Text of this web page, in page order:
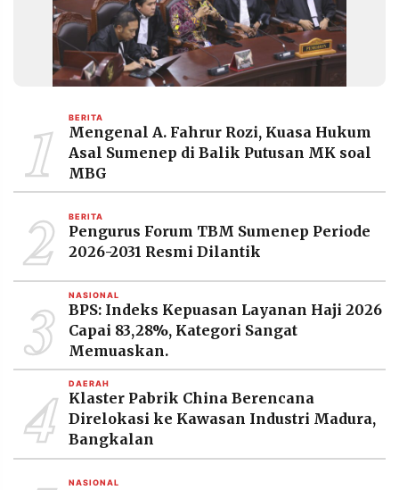
RESOLUSI
MEDIA
©
Resolusi.co
-
PT.
RESOLUSI
MEDIA
PRAMUDITA
1 BERITA
Mengenal A. Fahrur Rozi, Kuasa Hukum
Asal Sumenep di Balik Putusan MK soal
MBG
2 BERITA
Pengurus Forum TBM Sumenep Periode
2026-2031 Resmi Dilantik
3 NASIONAL
BPS: Indeks Kepuasan Layanan Haji 2026
Capai 83,28%, Kategori Sangat
Memuaskan.
4 DAERAH
Klaster Pabrik China Berencana
Direlokasi ke Kawasan Industri Madura,
Bangkalan
NASIONAL